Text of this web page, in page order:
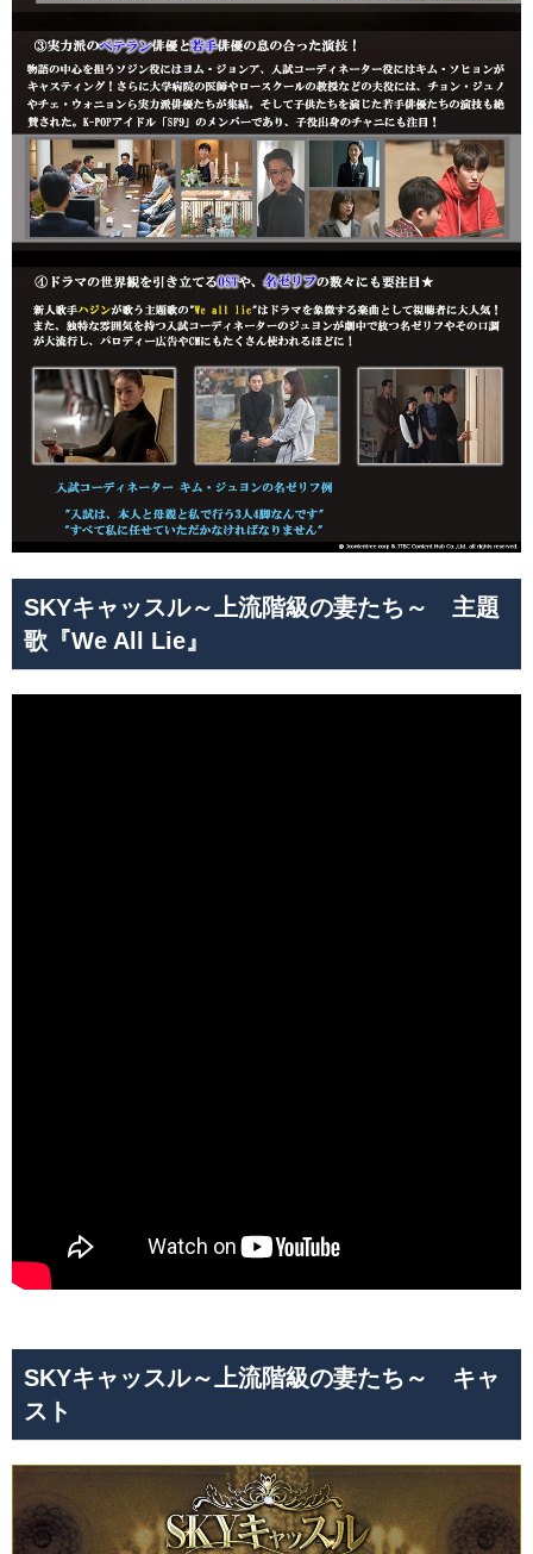
SKYキャッスル～上流階級の妻たち～ 主題
歌『We All Lie』
SKYキャッスル～上流階級の妻たち～ キャ
スト